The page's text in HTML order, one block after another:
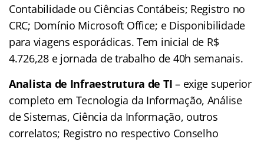
Contabilidade ou Ciências Contábeis; Registro no
CRC; Domínio Microsoft Office; e Disponibilidade
para viagens esporádicas. Tem inicial de R$
4.726,28 e jornada de trabalho de 40h semanais.
Analista de Infraestrutura de TI – exige superior
completo em Tecnologia da Informação, Análise
de Sistemas, Ciência da Informação, outros
correlatos; Registro no respectivo Conselho